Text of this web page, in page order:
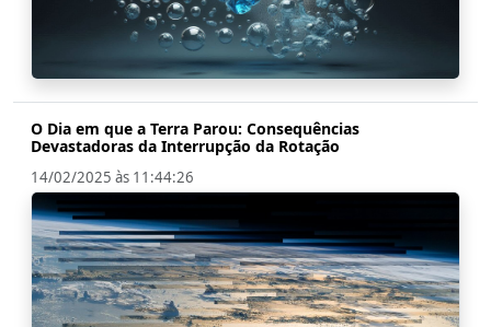
O Dia em que a Terra Parou: Consequências
Devastadoras da Interrupção da Rotação
14/02/2025 às 11:44:26